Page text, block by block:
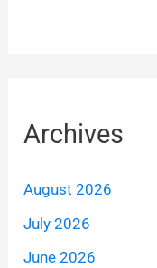
Archives
August 2026
July 2026
June 2026